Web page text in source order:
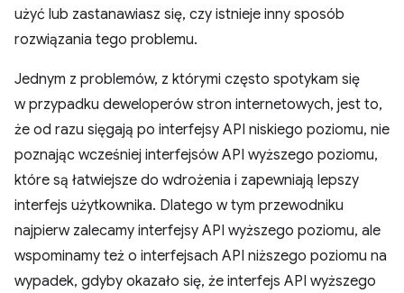
użyć lub zastanawiasz się, czy istnieje inny sposób
rozwiązania tego problemu.
Jednym z problemów, z którymi często spotykam się
w przypadku deweloperów stron internetowych, jest to,
że od razu sięgają po interfejsy API niskiego poziomu, nie
poznając wcześniej interfejsów API wyższego poziomu,
które są łatwiejsze do wdrożenia i zapewniają lepszy
interfejs użytkownika. Dlatego w tym przewodniku
najpierw zalecamy interfejsy API wyższego poziomu, ale
wspominamy też o interfejsach API niższego poziomu na
wypadek, gdyby okazało się, że interfejs API wyższego